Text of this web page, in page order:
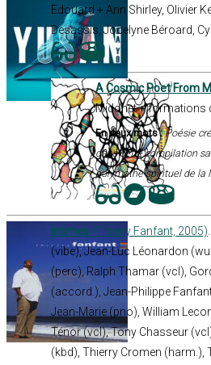
Edouard + Ann Shirley, Olivier
Desassis, Jocelyne Béroard,
A Cosmic Poet From
Midonet + formations
En deux mots : Poésie
dans cette compilation
polymathe spirituel de la
Intimes (Thierry Fanfant, 2005)
(vibe), Jean-Luc Léonardon
(perc), Ralph Thamar (vcl),
(accord.), Jean-Philippe
Jean-Marie (pno), William
Ténor (vcl), Tony Chasseur
(kbd), Thierry Cromen (harm.),